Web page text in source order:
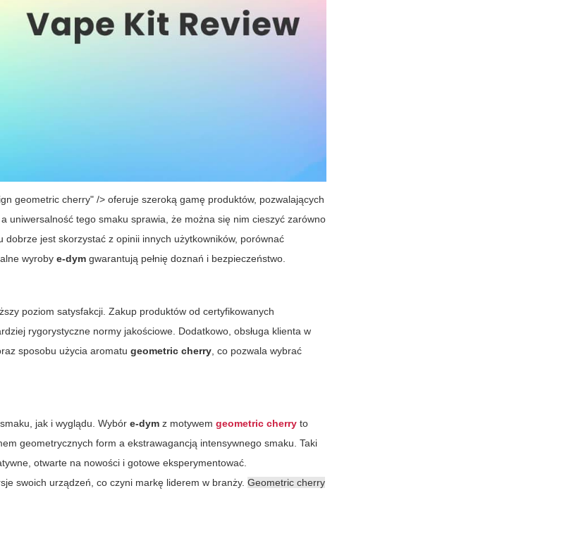
geometric cherry" /> oferuje szeroką gamę produktów, pozwalających
uniwersalność tego smaku sprawia, że można się nim cieszyć zarówno
jest skorzystać z opinii innych użytkowników, porównać
wyrobye-dym gwarantują pełnię doznań i bezpieczeństwo.
poziom satysfakcji. Zakup produktów od certyfikowanych
rygorystyczne normy jakościowe. Dodatkowo, obsługa klienta w
sposobu użycia aromatugeometric cherry , co pozwala wybrać
jak i wyglądu. Wybóre-dym z motywemgeometric cherry to
geometrycznych form a ekstrawagancją intensywnego smaku. Taki
otwarte na nowości i gotowe eksperymentować.
swoich urządzeń, co czyni markę liderem w branży.Geometric cherry